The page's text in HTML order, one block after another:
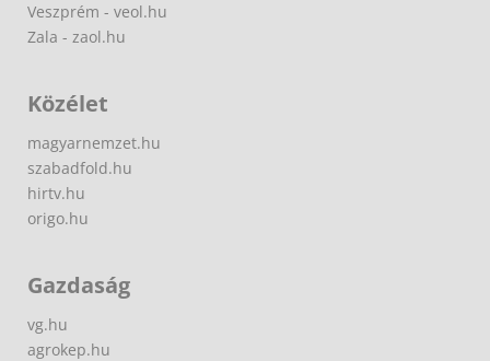
Veszprém - veol.hu
Zala - zaol.hu
Közélet
magyarnemzet.hu
szabadfold.hu
hirtv.hu
origo.hu
Gazdaság
vg.hu
agrokep.hu